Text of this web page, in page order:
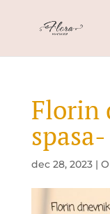
Florin
spasa-
dec 28, 2023|